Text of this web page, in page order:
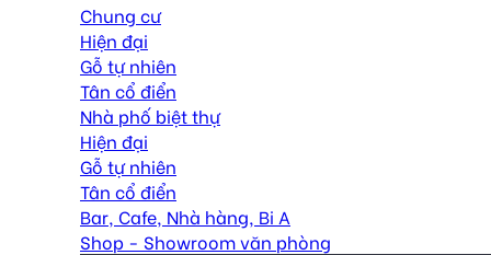
Chung cư
Hiện đại
Gỗ tự nhiên
Tân cổ điển
Nhà phố biệt thự
Hiện đại
Gỗ tự nhiên
Tân cổ điển
Bar, Cafe, Nhà hàng, Bi A
Shop - Showroom văn phòng